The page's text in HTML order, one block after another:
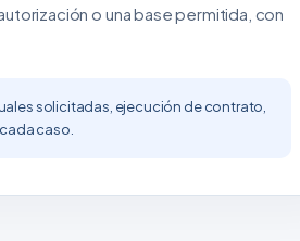
o una base permitida, con
solicitadas, ejecución de contrato,
caso.